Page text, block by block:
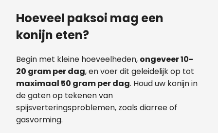
Hoeveel paksoi mag een
konijn eten?
Begin met kleine hoeveelheden, ongeveer 10-
20 gram per dag, en voer dit geleidelijk op tot
maximaal 50 gram per dag. Houd uw konijn in
de gaten op tekenen van
spijsverteringsproblemen, zoals diarree of
gasvorming.